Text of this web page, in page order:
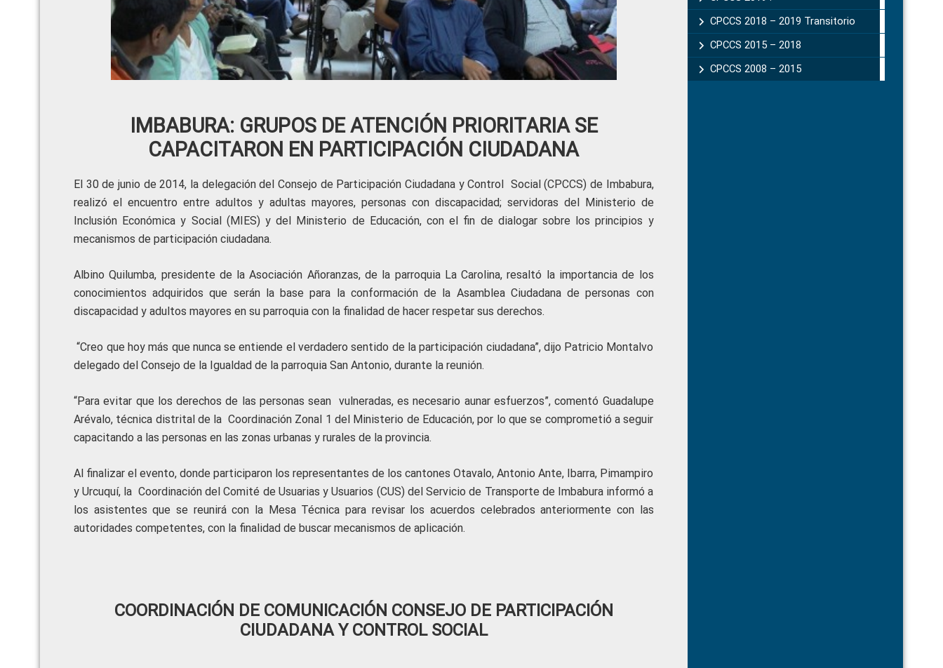
IMBABURA: GRUPOS DE ATENCIÓN PRIORITARIA SE
CAPACITARON EN PARTICIPACIÓN CIUDADANA
El 30 de junio de 2014, la delegación del Consejo de Participación Ciudadana y Control Social (CPCCS) de Imbabura,
realizó el encuentro entre adultos y adultas mayores, personas con discapacidad; servidoras del Ministerio de
Inclusión Económica y Social (MIES) y del Ministerio de Educación, con el fin de dialogar sobre los principios y
mecanismos de participación ciudadana.
Albino Quilumba, presidente de la Asociación Añoranzas, de la parroquia La Carolina, resaltó la importancia de los
conocimientos adquiridos que serán la base para la conformación de la Asamblea Ciudadana de personas con
discapacidad y adultos mayores en su parroquia con la finalidad de hacer respetar sus derechos.
“Creo que hoy más que nunca se entiende el verdadero sentido de la participación ciudadana”, dijo Patricio Montalvo
delegado del Consejo de la Igualdad de la parroquia San Antonio, durante la reunión.
“Para evitar que los derechos de las personas sean vulneradas, es necesario aunar esfuerzos”, comentó Guadalupe
Arévalo, técnica distrital de la Coordinación Zonal 1 del Ministerio de Educación, por lo que se comprometió a seguir
capacitando a las personas en las zonas urbanas y rurales de la provincia.
Al finalizar el evento, donde participaron los representantes de los cantones Otavalo, Antonio Ante, Ibarra, Pimampiro
y Urcuquí, la Coordinación del Comité de Usuarias y Usuarios (CUS) del Servicio de Transporte de Imbabura informó a
los asistentes que se reunirá con la Mesa Técnica para revisar los acuerdos celebrados anteriormente con las
autoridades competentes, con la finalidad de buscar mecanismos de aplicación.
COORDINACIÓN DE COMUNICACIÓN CONSEJO DE PARTICIPACIÓN
CIUDADANA Y CONTROL SOCIAL
CPCCS 2018 – 2019 Transitorio
CPCCS 2015 – 2018
CPCCS 2008 – 2015